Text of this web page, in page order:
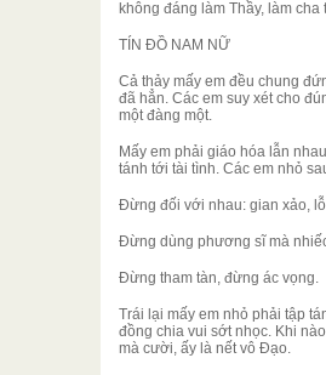
không đáng làm Thầy, làm
TÍN ĐỒ NAM NỮ
Cả thảy mấy em đều chung
đã hẳn. Các em suy xét cho
một đàng một.
Mấy em phải giáo hóa lẫn
tánh tới tài tình. Các em nhỏ
Đừng đối với nhau: gian xảo,
Đừng dùng phương sĩ mà
Đừng tham tàn, đừng ác vọng.
Trái lại mấy em nhỏ phải tập
đồng chia vui sớt nhọc. Khi
mà cười, ấy là nết vô Đạo.